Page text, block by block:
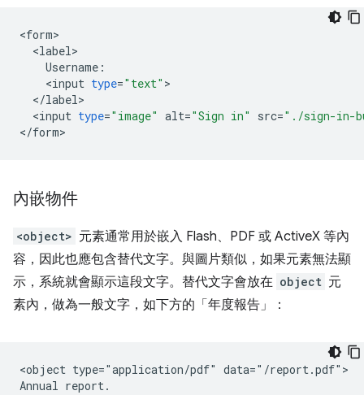
<form
<label
Username :
<input type="text"
</label
<input type="image" alt="Sign in" src="./sign-in-
</form
內嵌物件
<object> 元素通常用於嵌入 Flash、PDF 或 ActiveX 等內
容，因此也應包含替代文字。與圖片類似，如果元素無法顯
示，系統就會顯示這段文字。替代文字會放在 object 元
素內，做為一般文字，如下方的「年度報告」：
<object type="application/pdf" data="/report.pdf">
Annual report.